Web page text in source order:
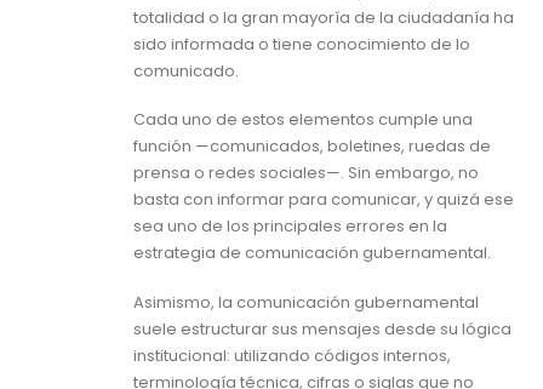
totalidad o la gran mayoría de la ciudadanía ha
sido informada o tiene conocimiento de lo
comunicado.
Cada uno de estos elementos cumple una
función —comunicados, boletines, ruedas de
prensa o redes sociales—. Sin embargo, no
basta con informar para comunicar, y quizá ese
sea uno de los principales errores en la
estrategia de comunicación gubernamental.
Asimismo, la comunicación gubernamental
suele estructurar sus mensajes desde su lógica
institucional: utilizando códigos internos,
terminología técnica, cifras o siglas que no